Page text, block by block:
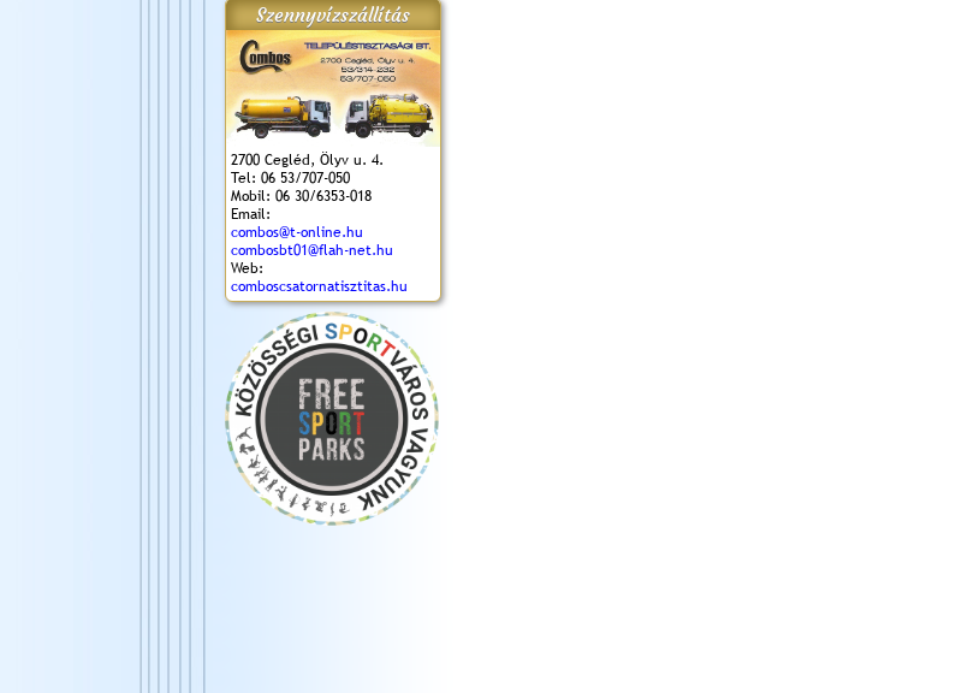
Szennyvízszállítás
2700 Cegléd, Ölyv u. 4.
Tel: 06 53/707-050
Mobil: 06 30/6353-018
Email:
combos@t-online.hu
combosbt01@flah-net.hu
Web:
comboscsatornatisztitas.hu